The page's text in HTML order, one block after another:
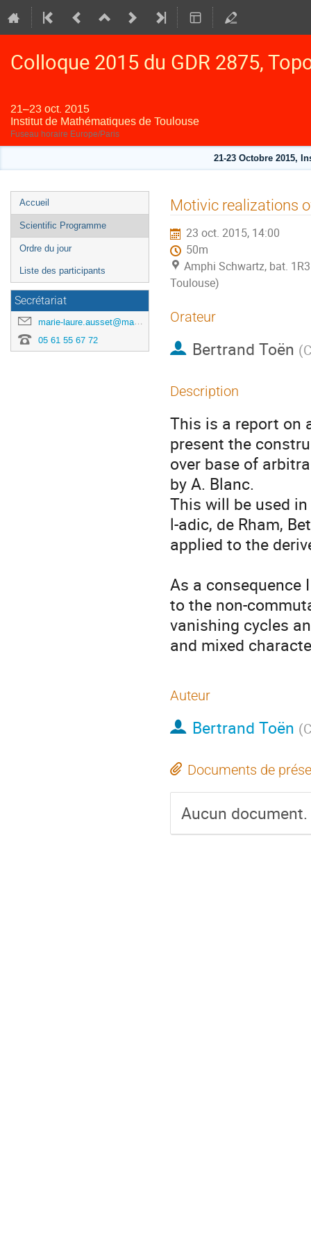
Colloque 2015 du GDR 2875,
21–23 oct. 2015
Institut de Mathématiques de Toulouse
Fuseau horaire Europe/Paris
21-23 Octobre 2015,
Menu
de
l'événement
Accueil
Scientific Programme
Ordre du jour
Liste des participants
Secrétariat
marie-laure.ausset@math.univ-toulouse.fr
05 61 55 67 72
Motivic realizations
23 oct. 2015, 14:00
50m
Amphi Schwartz, bat.
Toulouse)
Orateur
Bertrand Toën (
Description
This is a report on
present the
over base of
by A. Blanc.
This will be used
l-adic, de Rham,
applied to the
As a consequence
to the non-
vanishing cycles
and mixed
Auteur
Bertrand Toën (
Documents de
Aucun document.